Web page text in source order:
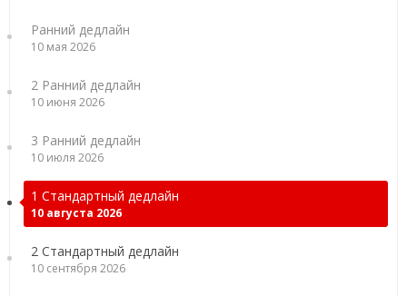
Ранний дедлайн
10 мая 2026
2 Ранний дедлайн
10 июня 2026
3 Ранний дедлайн
10 июля 2026
1 Стандартный дедлайн
10 августа 2026
2 Стандартный дедлайн
10 сентября 2026